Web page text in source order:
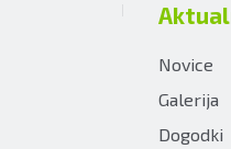
Novice
Galerija
Dogodki